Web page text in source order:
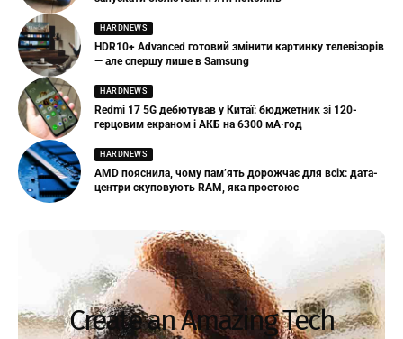
HARDNEWS
HDR10+ Advanced готовий змінити картинку телевізорів
— але спершу лише в Samsung
HARDNEWS
Redmi 17 5G дебютував у Китаї: бюджетник зі 120-
герцовим екраном і АКБ на 6300 мА·год
HARDNEWS
AMD пояснила, чому пам’ять дорожчає для всіх: дата-
центри скуповують RAM, яка простоює
Create an Amazing Tech